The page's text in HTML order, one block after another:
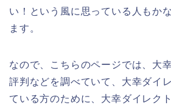
い！という風に思っている人もか
ます。
なので、こちらのページでは、大
評判などを調べていて、大幸ダイ
ている方のために、大幸ダイレク